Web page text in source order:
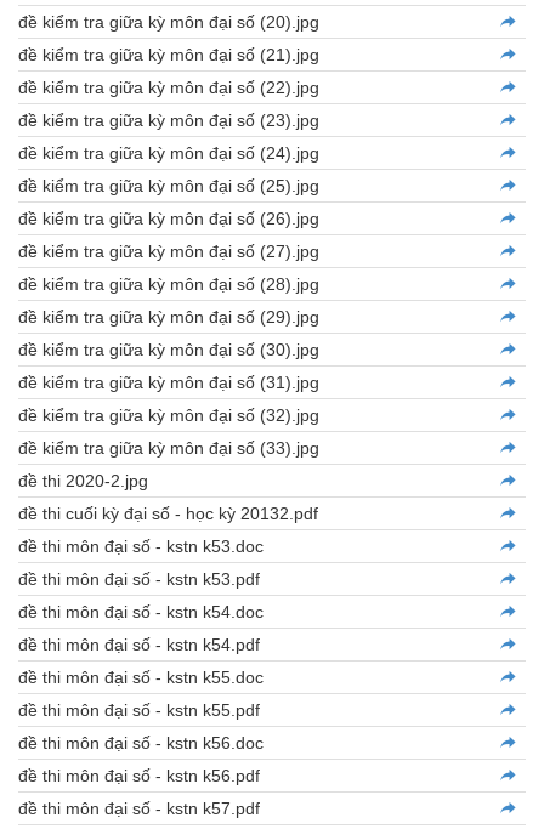
đề kiểm tra giữa kỳ môn đại số (20).jpg
đề kiểm tra giữa kỳ môn đại số (21).jpg
đề kiểm tra giữa kỳ môn đại số (22).jpg
đề kiểm tra giữa kỳ môn đại số (23).jpg
đề kiểm tra giữa kỳ môn đại số (24).jpg
đề kiểm tra giữa kỳ môn đại số (25).jpg
đề kiểm tra giữa kỳ môn đại số (26).jpg
đề kiểm tra giữa kỳ môn đại số (27).jpg
đề kiểm tra giữa kỳ môn đại số (28).jpg
đề kiểm tra giữa kỳ môn đại số (29).jpg
đề kiểm tra giữa kỳ môn đại số (30).jpg
đề kiểm tra giữa kỳ môn đại số (31).jpg
đề kiểm tra giữa kỳ môn đại số (32).jpg
đề kiểm tra giữa kỳ môn đại số (33).jpg
đề thi 2020-2.jpg
đề thi cuối kỳ đại số - học kỳ 20132.pdf
đề thi môn đại số - kstn k53.doc
đề thi môn đại số - kstn k53.pdf
đề thi môn đại số - kstn k54.doc
đề thi môn đại số - kstn k54.pdf
đề thi môn đại số - kstn k55.doc
đề thi môn đại số - kstn k55.pdf
đề thi môn đại số - kstn k56.doc
đề thi môn đại số - kstn k56.pdf
đề thi môn đại số - kstn k57.pdf